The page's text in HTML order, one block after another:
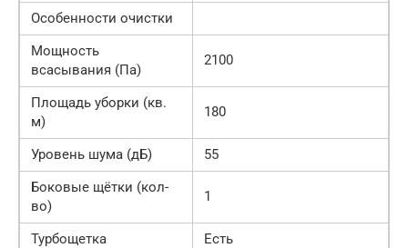
Особенности очистки
Мощность
всасывания (Па)
2100
Площадь уборки (кв.
м)
180
Уровень шума (дБ)
55
Боковые щётки (кол-
во)
1
Турбощетка
Есть